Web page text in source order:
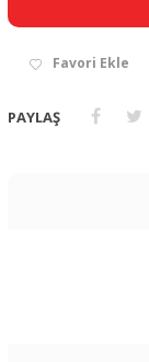
Favori Ekle
PAYLAŞ